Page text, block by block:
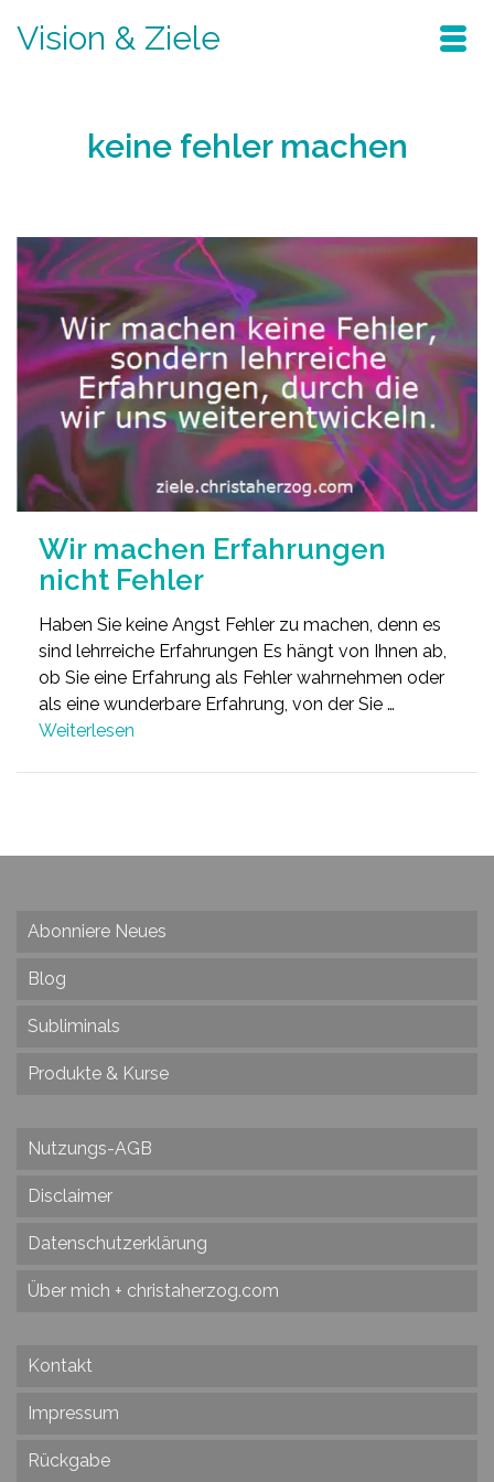
Vision & Ziele
keine fehler machen
Wir machen Erfahrungen
nicht Fehler
Haben Sie keine Angst Fehler zu machen, denn es
sind lehrreiche Erfahrungen Es hängt von Ihnen ab,
ob Sie eine Erfahrung als Fehler wahrnehmen oder
als eine wunderbare Erfahrung, von der Sie …
Weiterlesen
Abonniere Neues
Blog
Subliminals
Produkte & Kurse
Nutzungs-AGB
Disclaimer
Datenschutzerklärung
Über mich + christaherzog.com
Kontakt
Impressum
Rückgabe